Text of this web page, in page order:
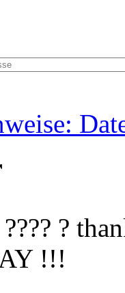
???? ?
!!!